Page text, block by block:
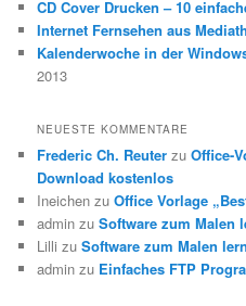
CD Cover Drucken – 10
Internet Fernsehen aus
Kalenderwoche in der
2013
NEUESTE KOMMENTARE
Frederic Ch. Reuter zuOffice-
Download kostenlos
Ineichen zuOffice Vorlage
admin zuSoftware zum Malen
Lilli zuSoftware zum Malen
admin zu Einfaches FTP